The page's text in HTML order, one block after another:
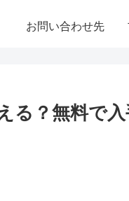
お問い合わせ先
る？無料で